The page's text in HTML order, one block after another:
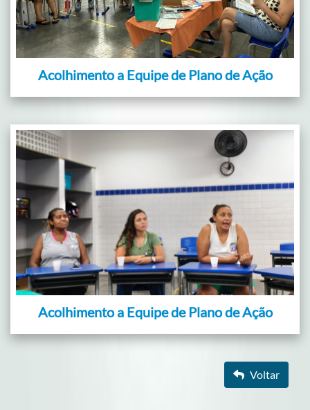
Acolhimento a Equipe de Plano de Ação
Acolhimento a Equipe de Plano de Ação
Voltar